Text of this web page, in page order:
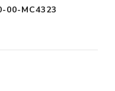
00-MC4323